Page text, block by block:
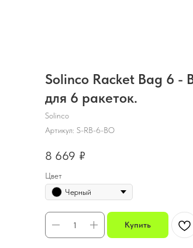
Solinco Racket Bag 6 -
для 6 ракеток.
Solinco
Артикул: S-RB-6-BO
8 669 ₽
Цвет
Черный
Купить